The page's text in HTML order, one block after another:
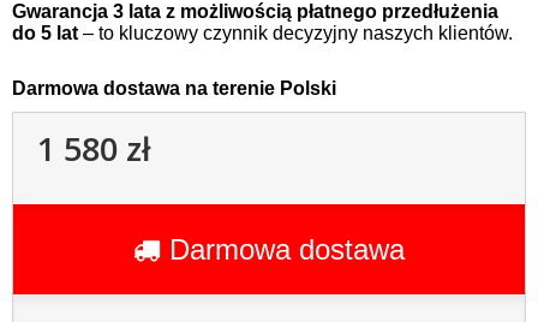
Gwarancja 3 lata z możliwością płatnego przedłużenia
do 5 lat – to kluczowy czynnik decyzyjny naszych klientów.
Darmowa dostawa na terenie Polski
1 580 zł
Darmowa dostawa